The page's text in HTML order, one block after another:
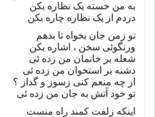
به من خسته یک نظاره بکن
دردم از یک نظاره چاره بکن
تو زمن جان بخواه تا بدهم
ورنگوئی سخن ، اشاره بکن
شعله بر خانمان من زده ئی
دشنه بر استخوان من زده ئی
از چه منعم کنی زسوز و گداز ؟
تو خود آتش به جان من زده ئی
اینکه زلفت کمند راه منست